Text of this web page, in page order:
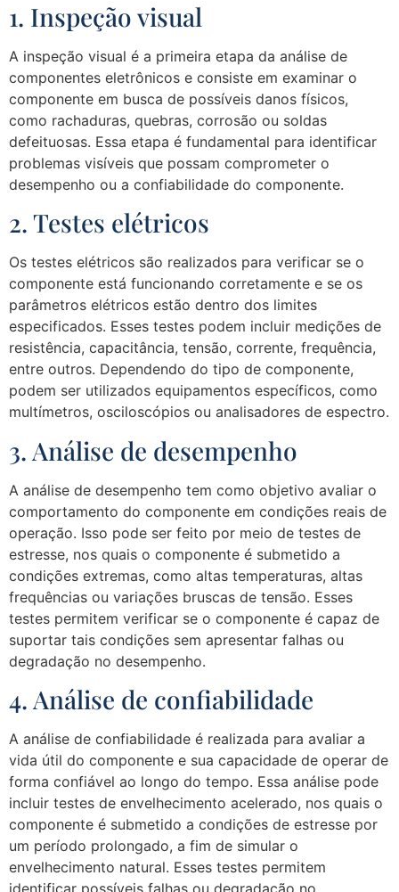
1. Inspeção visual
A inspeção visual é a primeira etapa da análise de
componentes eletrônicos e consiste em examinar o
componente em busca de possíveis danos físicos,
como rachaduras, quebras, corrosão ou soldas
defeituosas. Essa etapa é fundamental para identificar
problemas visíveis que possam comprometer o
desempenho ou a confiabilidade do componente.
2. Testes elétricos
Os testes elétricos são realizados para verificar se o
componente está funcionando corretamente e se os
parâmetros elétricos estão dentro dos limites
especificados. Esses testes podem incluir medições de
resistência, capacitância, tensão, corrente, frequência,
entre outros. Dependendo do tipo de componente,
podem ser utilizados equipamentos específicos, como
multímetros, osciloscópios ou analisadores de espectro.
3. Análise de desempenho
A análise de desempenho tem como objetivo avaliar o
comportamento do componente em condições reais de
operação. Isso pode ser feito por meio de testes de
estresse, nos quais o componente é submetido a
condições extremas, como altas temperaturas, altas
frequências ou variações bruscas de tensão. Esses
testes permitem verificar se o componente é capaz de
suportar tais condições sem apresentar falhas ou
degradação no desempenho.
4. Análise de confiabilidade
A análise de confiabilidade é realizada para avaliar a
vida útil do componente e sua capacidade de operar de
forma confiável ao longo do tempo. Essa análise pode
incluir testes de envelhecimento acelerado, nos quais o
componente é submetido a condições de estresse por
um período prolongado, a fim de simular o
envelhecimento natural. Esses testes permitem